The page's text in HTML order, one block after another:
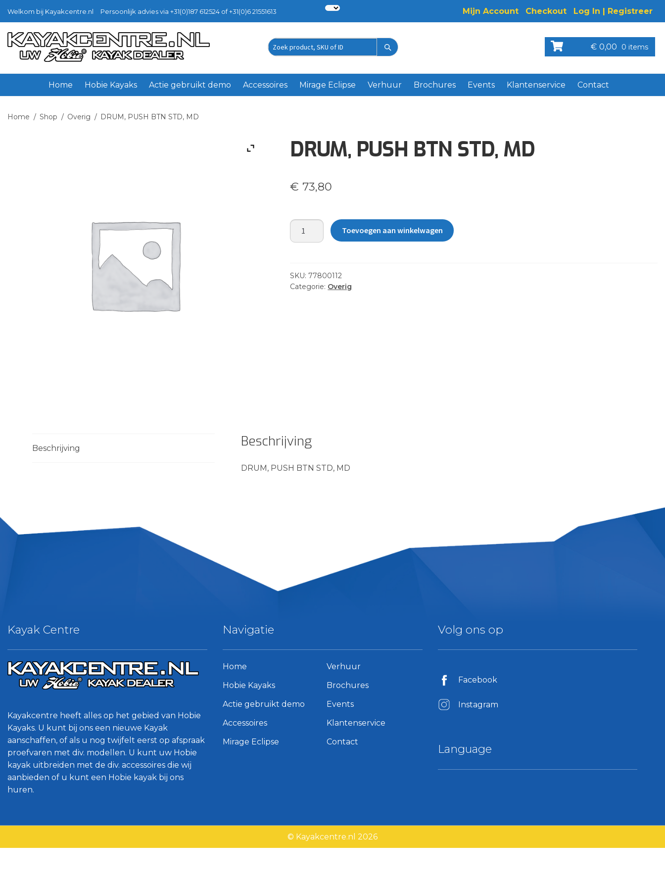
Welkom bij Kayakcentre.nl Persoonlijk advies via +31(0)187 612524 of +31(0)6 21551613 Mijn Account Checkout Log In | Registreer
Ga
door
naar
navigatie
Ga
naar
inhoud
Zoek
€ 0,00 0 items
Home Hobie Kayaks Actie gebruikt demo Accessoires Mirage Eclipse Verhuur Brochures Events Klantenservice Contact
Home / Shop / Overig / DRUM, PUSH BTN STD, MD
DRUM, PUSH BTN STD, MD
€ 73,80
DRUM,
PUSH
MD
aantal
Toevoegen aan winkelwagen
SKU: 77800112
Categorie: Overig
Beschrijving Beschrijving
DRUM, PUSH BTN STD, MD
Kayak Centre
Kayakcentre heeft alles op het gebied van Hobie
Kayaks. U kunt bij ons een nieuwe Kayak
aanschaffen, of als u nog twijfelt eerst op afspraak
proefvaren met div. modellen. U kunt uw Hobie
kayak uitbreiden met de div. accessoires die wij
aanbieden of u kunt een Hobie kayak bij ons
huren.
Navigatie
Home
Hobie Kayaks
Actie gebruikt demo
Accessoires
Mirage Eclipse
Verhuur
Brochures
Events
Klantenservice
Contact
Volg ons op
Facebook
Instagram
Language
© Kayakcentre.nl 2026